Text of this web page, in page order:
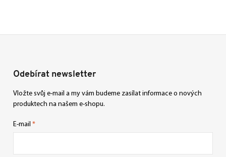
Odebírat newsletter
Vložte svůj e-mail a my vám budeme zasílat informace o nových
produktech na našem e-shopu.
E-mail